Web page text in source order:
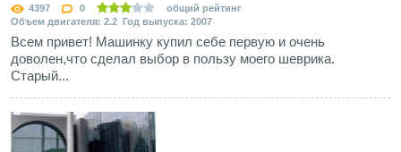
4397 0
общий рейтинг
Объем двигателя: 2.2 Год выпуска: 2007
Всем привет! Машинку купил себе первую и очень
доволен,что сделал выбор в пользу моего шеврика.
Старый...